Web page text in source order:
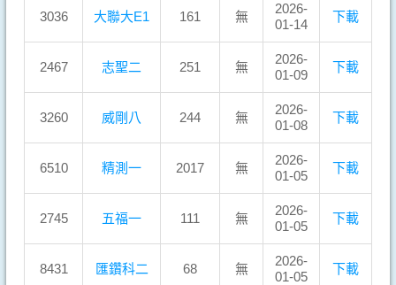
3036 大聯大E1 161 無
2026-
01-14
下載
2467 志聖二 251 無
2026-
01-09
下載
3260 威剛八 244 無
2026-
01-08
下載
6510 精測一 2017 無
2026-
01-05
下載
2745 五福一 111 無
2026-
01-05
下載
8431 匯鑽科二 68 無
2026-
01-05
下載